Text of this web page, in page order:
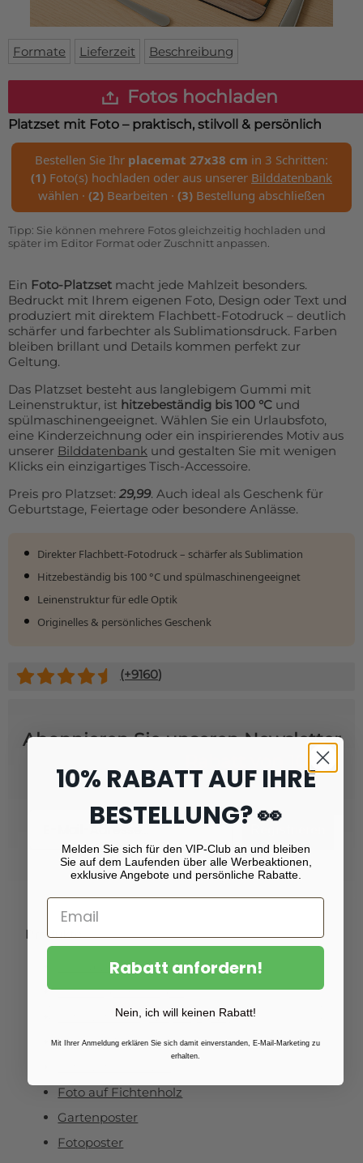
Bodenmatte
Custom skateboard deck
Login
WhatsApp
Formate Lieferzeit Beschreibung
Fotos hochladen
Platzset mit Foto – praktisch, stilvoll & persönlich
Bestellen Sie Ihr placemat 27x38 cm in 3 Schritten:
(1) Foto(s) hochladen oder aus unserer Bilddatenbank
wählen · (2) Bearbeiten · (3) Bestellung abschließen
Tipp: Sie können mehrere Fotos gleichzeitig hochladen und
später im Editor Format oder Zuschnitt anpassen.
Ein Foto-Platzset macht jede Mahlzeit besonders.
Bedruckt mit Ihrem eigenen Foto, Design oder Text und
produziert mit direktem Flachbett-Fotodruck – deutlich
schärfer und farbechter als Sublimationsdruck. Farben
bleiben brillant und Details kommen perfekt zur
Geltung.
Das Platzset besteht aus langlebigem Gummi mit
Leinenstruktur, ist hitzebeständig bis 100 °C und
spülmaschinengeeignet. Wählen Sie ein Urlaubsfoto,
eine Kinderzeichnung oder ein inspirierendes Motiv aus
unserer Bilddatenbank und gestalten Sie mit wenigen
Klicks ein einzigartiges Tisch-Accessoire.
Preis pro Platzset: 29,99. Auch ideal als Geschenk für
Geburtstage, Feiertage oder besondere Anlässe.
Direkter Flachbett-Fotodruck – schärfer als Sublimation
Hitzebeständig bis 100 °C und spülmaschinengeeignet
Leinenstruktur für edle Optik
Originelles & persönliches Geschenk
(+9160)
Abonnieren Sie unseren Newsletter
Rabatt von 10 %!
Produkte
Fotoabzüge
Fotovergrößerungen
Foto auf Plexiglas (Acrylglas)
Foto auf Aluminium
Foto auf Fichtenholz
Gartenposter
Fotoposter
10% RABATT AUF IHRE
BESTELLUNG? 👀
Melden Sie sich für den VIP-Club an und bleiben
Sie auf dem Laufenden über alle Werbeaktionen,
exklusive Angebote und persönliche Rabatte.
Rabatt anfordern!
Nein, ich will keinen Rabatt!
Mit Ihrer Anmeldung erklären Sie sich damit einverstanden, E-Mail-Marketing zu
erhalten.